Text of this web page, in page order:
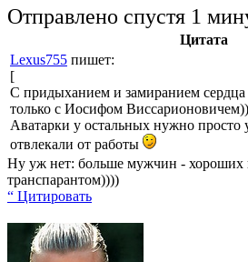
Отправлено спустя 1
Цитата
Lexus755 пишет:
[
С придыханием и замиранием сердца
только с Иосифом Виссарионовичем))
Аватарки у остальных нужно просто
отвлекали от работы
Ну уж нет: больше мужчин - хороших
транспарантом))))
“ Цитировать